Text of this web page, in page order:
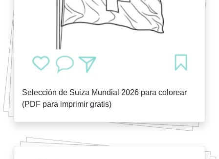
Selección de Suiza Mundial 2026 para colorear
(PDF para imprimir gratis)